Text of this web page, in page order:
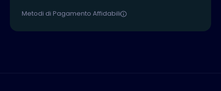
Metodi di Pagamento Affidabili